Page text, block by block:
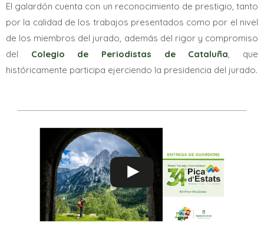
El galardón cuenta con un reconocimiento de prestigio, tanto
por la calidad de los trabajos presentados como por el nivel
de los miembros del jurado, además del rigor y compromiso
del Colegio de Periodistas de Cataluña, que
históricamente participa ejerciendo la presidencia del jurado.